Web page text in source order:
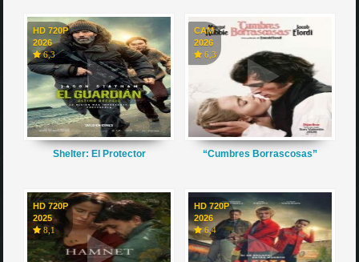
HD 720P
2026
6,3
Shelter: El Protector
CAM
2026
6,3
“Cumbres Borrascosas”
HD 720P
2025
8,1
HD 720P
2026
6,4